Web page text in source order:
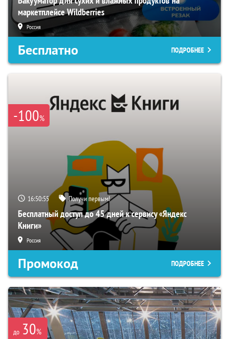
маркетплейсе Wildberries
Россия
Бесплатно ПОДРОБНЕЕ
-100%
16:50:54 Получи первым!
Бесплатный доступ до 45 дней к сервису «Яндекс
Книги»
Россия
Промокод ПОДРОБНЕЕ
до 30%